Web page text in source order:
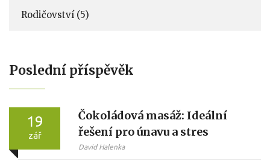
Rodičovství (5)
Poslední příspěvěk
19
zář
Čokoládová masáž: Ideální
řešení pro únavu a stres
David Halenka